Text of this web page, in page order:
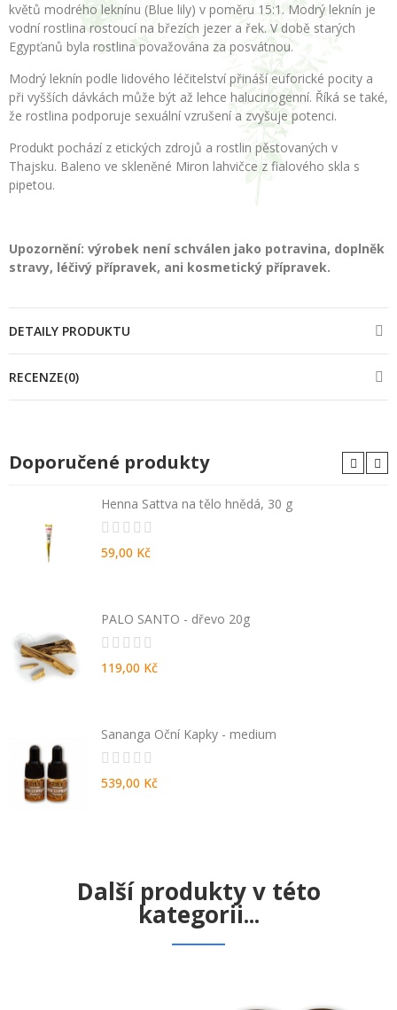
květů modrého leknínu (Blue lily) v poměru 15:1. Modrý leknín je
vodní rostlina rostoucí na březích jezer a řek. V době starých
Egypťanů byla rostlina považována za posvátnou.
Modrý leknín podle lidového léčitelství přináší euforické pocity a
při vyšších dávkách může být až lehce halucinogenní. Říká se také,
že rostlina podporuje sexuální vzrušení a zvyšuje potenci.
Produkt pochází z etických zdrojů a rostlin pěstovaných v
Thajsku. Baleno ve skleněné Miron lahvičce z fialového skla s
pipetou.
Upozornění: výrobek není schválen jako potravina, doplněk
stravy, léčivý přípravek, ani kosmetický přípravek.
DETAILY PRODUKTU
RECENZE(0)
Doporučené produkty
Henna Sattva na tělo hnědá, 30 g
59,00 Kč
PALO SANTO - dřevo 20g
119,00 Kč
Sananga Oční Kapky - medium
539,00 Kč
Další produkty v této
kategorii...